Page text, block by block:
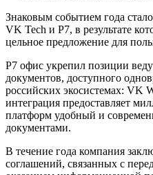
Знаковым событием года
VK Tech и Р7, в результате
цельное предложение для
Р7 офис укрепил позиции
документов, доступного
российских экосистемах: VK
интеграция предоставляет
платформ удобный и
документами.
В течение года компания
соглашений, связанных с